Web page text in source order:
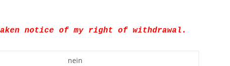
notice of my right of withdrawal.
nein